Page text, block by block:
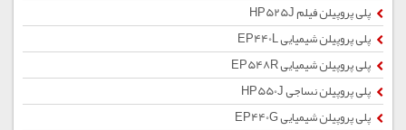
پلی پروپیلن فیلم HP525J
پلی پروپیلن شیمیایی EP440L
پلی پروپیلن شیمیایی EP548R
پلی پروپیلن نساجی HP550J
پلی پروپیلن شیمیایی EP440G